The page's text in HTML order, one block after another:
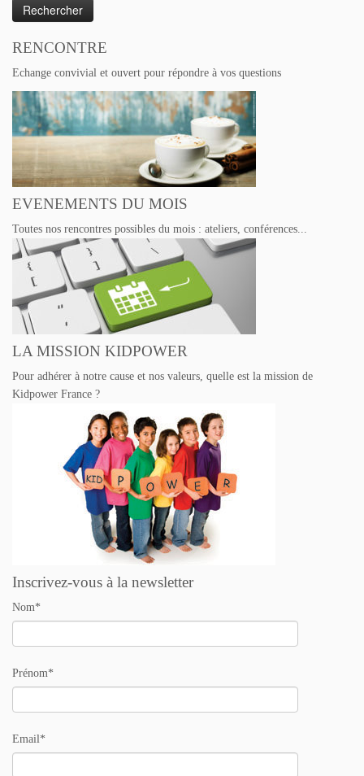
RENCONTRE
Echange convivial et ouvert pour répondre à vos questions
EVENEMENTS DU MOIS
Toutes nos rencontres possibles du mois : ateliers, conférences...
LA MISSION KIDPOWER
Pour adhérer à notre cause et nos valeurs, quelle est la mission de
Kidpower France ?
Inscrivez-vous à la newsletter
Nom*
Prénom*
Email*